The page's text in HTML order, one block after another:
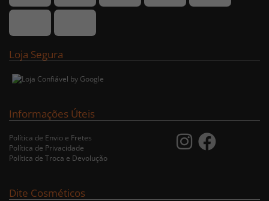
Loja Segura
Informações Úteis
Política de Envio e Fretes
Política de Privacidade
Política de Troca e Devolução
Dite Cosméticos